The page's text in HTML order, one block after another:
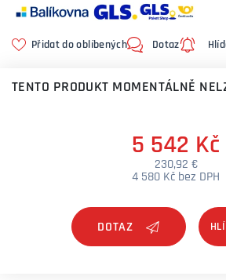
Přidat do oblíbených Dotaz
TENTO PRODUKT MOMENTÁLNĚ
5 542 Kč
230,92 €
4 580 Kč bez DPH
DOTAZ